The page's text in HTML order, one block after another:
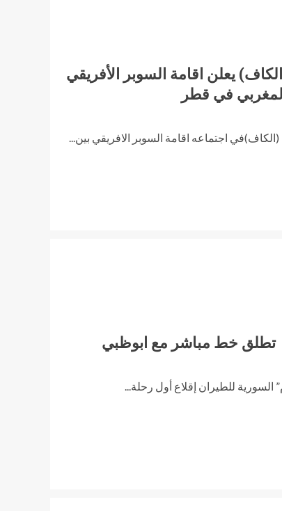
يعلن اقامة السوبر الأفريقي
في قطر
اجتماعه اقامة السوبر الافريقي بين...
تطلق خط مباشر مع ابوظبي
للطيران إقلاع أول رحلة...